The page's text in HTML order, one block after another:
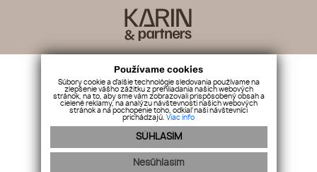
Používame cookies
Súbory cookie a ďalšie technológie sledovania používame na
zlepšenie vášho zážitku z prehliadania našich webových
stránok, na to, aby sme vám zobrazovali prispôsobený obsah a
cielené reklamy, na analýzu návštevnosti našich webových
stránok a na pochopenie toho, odkiaľ naši návštevníci
prichádzajú. Viac info
SÚHLASÍM
Nesúhlasím
info@karinpartners.sk
+421 918 971 554
Navigácia:
Ponuka
Služby
Náš tím
Naše referencie